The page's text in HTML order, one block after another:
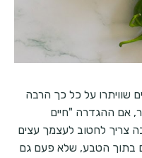
על כל כך הרבה
אם ההגדרה "חיים
צריך לחטוב לעצמך עצים
בתוך הטבע, שלא פעם גם